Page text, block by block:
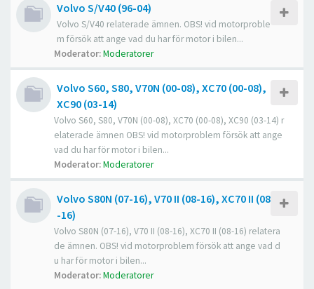
Volvo S/V40 (96-04)
Volvo S/V40 relaterade ämnen. OBS! vid motorproble
m försök att ange vad du har för motor i bilen...
Moderator:Moderatorer
Volvo S60, S80, V70N (00-08), XC70 (00-08),
XC90 (03-14)
Volvo S60, S80, V70N (00-08), XC70 (00-08), XC90 (03-14) r
elaterade ämnen OBS! vid motorproblem försök att ange
vad du har för motor i bilen...
Moderator:Moderatorer
Volvo S80N (07-16), V70 II (08-16), XC70 II (08
-16)
Volvo S80N (07-16), V70 II (08-16), XC70 II (08-16) relatera
de ämnen. OBS! vid motorproblem försök att ange vad d
u har för motor i bilen...
Moderator:Moderatorer